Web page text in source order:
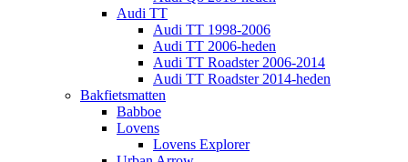
Audi TT
Audi TT 1998-2006
Audi TT 2006-heden
Audi TT Roadster 2006-2014
Audi TT Roadster 2014-heden
Bakfietsmatten
Babboe
Lovens
Lovens Explorer